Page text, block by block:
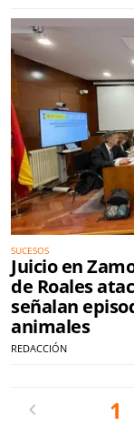
SUCESOS
Juicio en
de Roales
señalan
animales
REDACCIÓN
1